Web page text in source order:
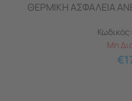
ΘΕΡΜΙΚΗ ΑΣΦΑΛΕΙΑ
Κωδικός:
Μη
€